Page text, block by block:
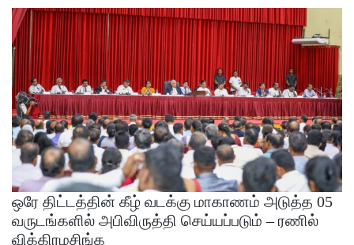
ஒரே திட்டத்தின் கீழ் வடக்கு மாகாணம் அடுத்த 05
வருடங்களில் அபிவிருத்தி செய்யப்படும் – ரணில்
விக்கிரமசிங்க